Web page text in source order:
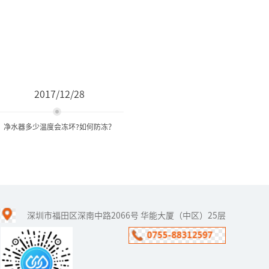
2017/12/28
净水器多少温度会冻坏?如何防冻？
冬至已过，我国也随之进
入了“冬九九”，真正冷
的季节来了，一些北方地
深圳市福田区深南中路2066号 华能大厦（中区）25层